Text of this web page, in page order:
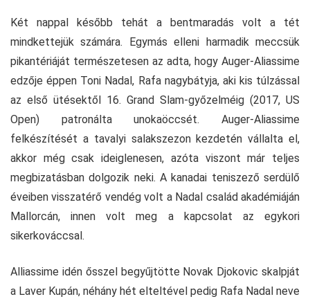
Két nappal később tehát a bentmaradás volt a tét
mindkettejük számára. Egymás elleni harmadik meccsük
pikantériáját természetesen az adta, hogy Auger-Aliassime
edzője éppen Toni Nadal, Rafa nagybátyja, aki kis túlzással
az első ütésektől 16. Grand Slam-győzelméig (2017, US
Open) patronálta unokaöccsét. Auger-Aliassime
felkészítését a tavalyi salakszezon kezdetén vállalta el,
akkor még csak ideiglenesen, azóta viszont már teljes
megbizatásban dolgozik neki. A kanadai teniszező serdülő
éveiben visszatérő vendég volt a Nadal család akadémiáján
Mallorcán, innen volt meg a kapcsolat az egykori
sikerkováccsal.
Alliassime idén ősszel begyűjtötte Novak Djokovic skalpját
a Laver Kupán, néhány hét elteltével pedig Rafa Nadal neve